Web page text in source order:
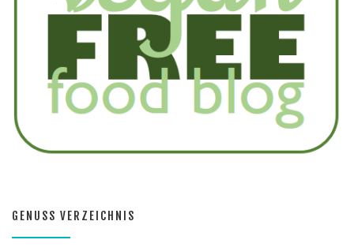
GENUSS VERZEICHNIS